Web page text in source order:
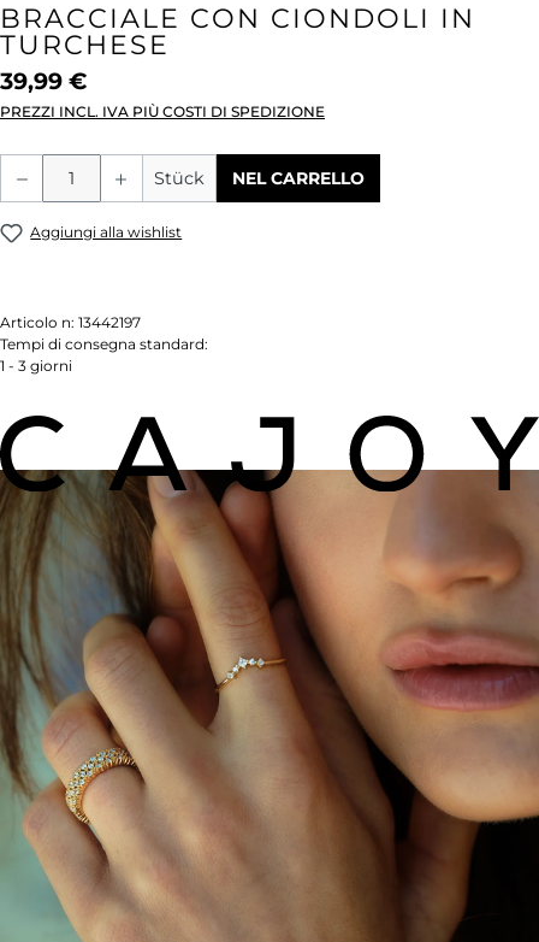
BRACCIALE CON CIONDOLI IN
TURCHESE
39,99 €
PREZZI INCL. IVA PIÙ COSTI DI SPEDIZIONE
Quantità del prodotto: inserisci la
Stück NEL CARRELLO
Aggiungi alla wishlist
Articolo n: 13442197
Tempi di consegna standard:
1 - 3 giorni